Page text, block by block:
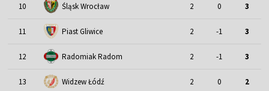
10 Śląsk Wrocław 2 0 3
11 Piast Gliwice 2 -1 3
12 Radomiak Radom 2 -1 3
13 Widzew Łódź 2 0 2